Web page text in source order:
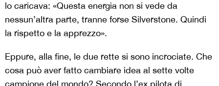
lo caricava: «Questa energia non si vede da
nessun’altra parte, tranne forse Silverstone. Quindi
la rispetto e la apprezzo».
Eppure, alla fine, le due rette si sono incrociate. Che
cosa può aver fatto cambiare idea al sette volte